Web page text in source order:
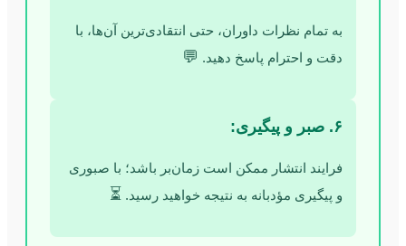
به تمام نظرات داوران، حتی انتقادی‌ترین آن‌ها، با
دقت و احترام پاسخ دهید. 💬
۶. صبر و پیگیری:
فرایند انتشار ممکن است زمان‌بر باشد؛ با صبوری
و پیگیری مؤدبانه به نتیجه خواهید رسید. ⏳